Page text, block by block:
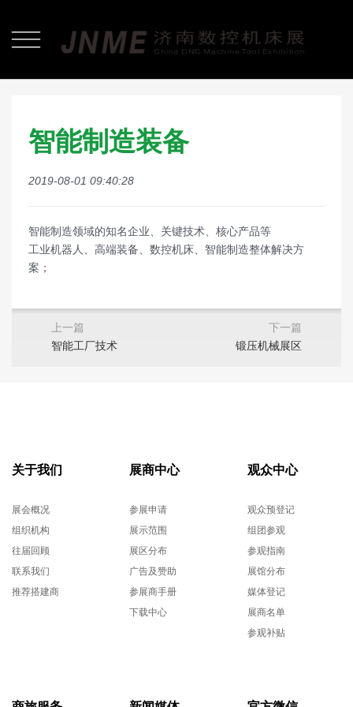

智能制造装备
2019-08-01 09:40:28
智能制造领域的知名企业、关键技术、核心产品等
工业机器人、高端装备、数控机床、智能制造整体解决方
案；
上一篇
智能工厂技术
下一篇
锻压机械展区
关于我们
展会概况
组织机构
往届回顾
联系我们
推荐搭建商
展商中心
参展申请
展示范围
展区分布
广告及赞助
参展商手册
下载中心
观众中心
观众预登记
组团参观
参观指南
展馆分布
媒体登记
展商名单
参观补贴